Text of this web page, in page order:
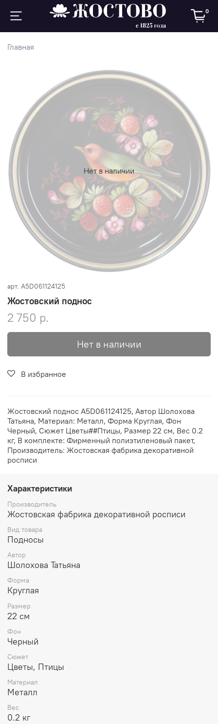
0
Главная
Нет в наличии
арт. A5D061124125
Жостовский поднос
2 750 р.
Нет в наличии
В избранное
Жостовский поднос A5D061124125, Автор Шолохова
Татьяна, Материал: Металл, Форма Круглая, Фон
Черный, Сюжет Цветы##Птицы, Размер 22 см, Вес 0.2
кг, В комплекте: Фирменный полиэтиленовый пакет,
Производитель: Жостовская фабрика декоративной
росписи
Характеристики
Производитель
Жостовская фабрика декоративной росписи
Вид товара
Подносы
Автор
Шолохова Татьяна
Форма
Круглая
Размер
22 см
Фон
Черный
Сюжет
Цветы, Птицы
Материал
Металл
Вес
0.2 кг